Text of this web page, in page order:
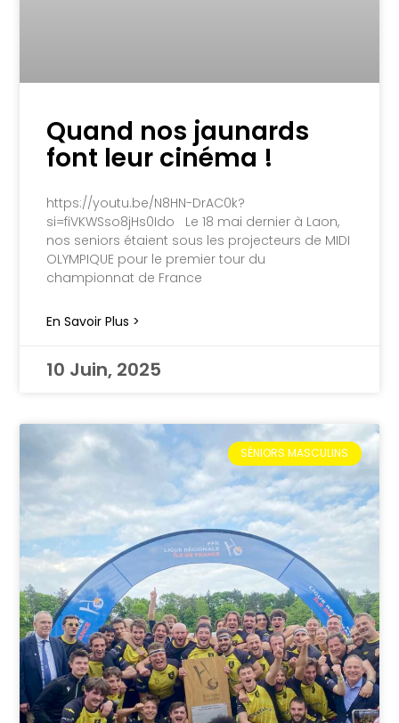
Quand nos jaunards
font leur cinéma !
https://youtu.be/N8HN-DrAC0k?
si=fiVKWSso8jHs0Ido Le 18 mai dernier à Laon,
nos seniors étaient sous les projecteurs de MIDI
OLYMPIQUE pour le premier tour du
championnat de France
En Savoir Plus >
10 Juin, 2025
SÉNIORS MASCULINS